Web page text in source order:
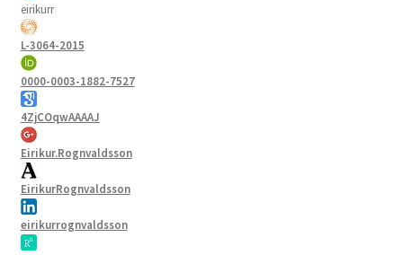
eirikurr
L-3064-2015
0000-0003-1882-7527
4ZjCOqwAAAAJ
Eirikur.Rognvaldsson
EirikurRognvaldsson
eirikurrognvaldsson